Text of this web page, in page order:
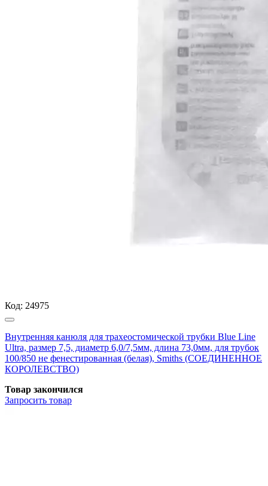
Код: 24975
Внутренняя канюля для трахеостомической трубки Blue Line
Ultra, размер 7,5, диаметр 6,0/7,5мм, длина 73,0мм, для трубок
100/850 не фенестированная (белая), Smiths (СОЕДИНЕННОЕ
КОРОЛЕВСТВО)
Товар закончился
Запросить товар